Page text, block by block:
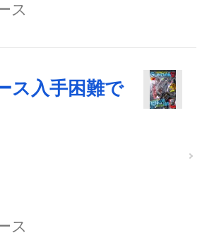
ス
ス入手困難で
ス